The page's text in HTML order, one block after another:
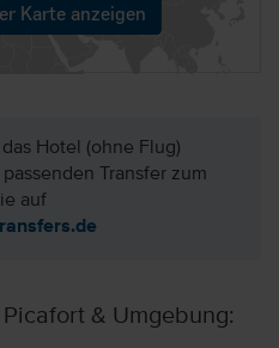
Karte anzeigen
Hotel (ohne Flug)
Transfer zum
auf
& Umgebung: